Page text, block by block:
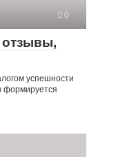
0
успешности
формируется